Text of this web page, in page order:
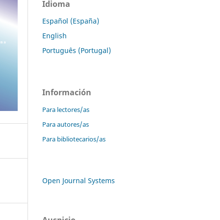
Idioma
Español (España)
English
Português (Portugal)
Información
Para lectores/as
Para autores/as
Para bibliotecarios/as
Open Journal Systems